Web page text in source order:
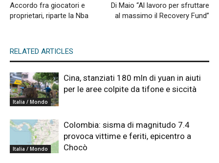
Accordo fra giocatori e
proprietari, riparte la Nba
Di Maio “Al lavoro per sfruttare
al massimo il Recovery Fund”
RELATED ARTICLES
Italia / Mondo
Cina, stanziati 180 mln di yuan in aiuti
per le aree colpite da tifone e siccità
Italia / Mondo
Colombia: sisma di magnitudo 7.4
provoca vittime e feriti, epicentro a
Chocò